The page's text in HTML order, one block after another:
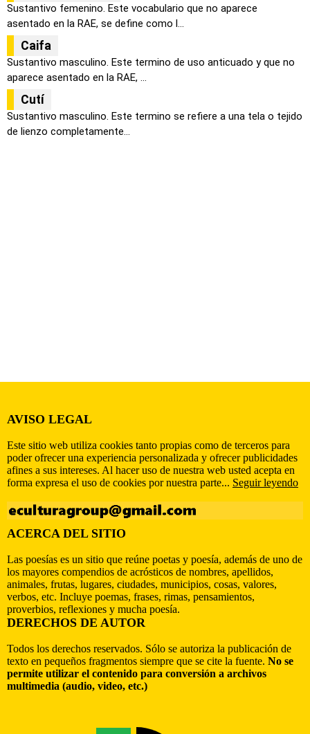
Sustantivo femenino. Este vocabulario que no aparece
asentado en la RAE, se define como l...
Caifa
Sustantivo masculino. Este termino de uso anticuado y que no
aparece asentado en la RAE, ...
Cutí
Sustantivo masculino. Este termino se refiere a una tela o tejido
de lienzo completamente...
AVISO LEGAL
Este sitio web utiliza cookies tanto propias como de terceros para
poder ofrecer una experiencia personalizada y ofrecer publicidades
afines a sus intereses. Al hacer uso de nuestra web usted acepta en
forma expresa el uso de cookies por nuestra parte... Seguir leyendo
ACERCA DEL SITIO
Las poesías es un sitio que reúne poetas y poesía, además de uno de
los mayores compendios de acrósticos de nombres, apellidos,
animales, frutas, lugares, ciudades, municipios, cosas, valores,
verbos, etc. Incluye poemas, frases, rimas, pensamientos,
proverbios, reflexiones y mucha poesía.
DERECHOS DE AUTOR
Todos los derechos reservados. Sólo se autoriza la publicación de
texto en pequeños fragmentos siempre que se cite la fuente. No se
permite utilizar el contenido para conversión a archivos
multimedia (audio, video, etc.)